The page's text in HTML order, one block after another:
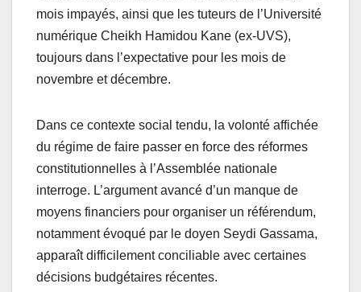
mois impayés, ainsi que les tuteurs de l’Université
numérique Cheikh Hamidou Kane (ex-UVS),
toujours dans l’expectative pour les mois de
novembre et décembre.
Dans ce contexte social tendu, la volonté affichée
du régime de faire passer en force des réformes
constitutionnelles à l’Assemblée nationale
interroge. L’argument avancé d’un manque de
moyens financiers pour organiser un référendum,
notamment évoqué par le doyen Seydi Gassama,
apparaît difficilement conciliable avec certaines
décisions budgétaires récentes.